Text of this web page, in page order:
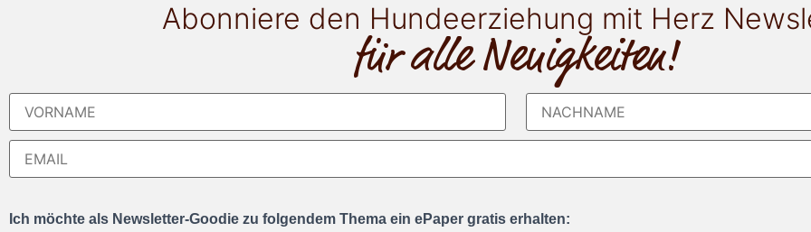
Abonniere den Hundeerziehung mit Herz
für alle Neuigkeiten!
Ich möchte als Newsletter-Goodie zu folgendem Thema ein ePaper gratis erhalten: